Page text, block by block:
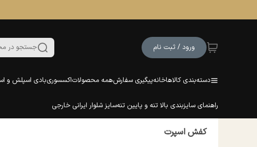
ورود / ثبت نام جستجو در
دسته‌بندی کالاهاخانهپیگیری سفارشهمه محصولاتاکسسوریبادی اسپلش و
راهنمای سایزبندی بالا تنه و پایین تنهسایز شلوار ایرانی خارجی
کفش اسپرت